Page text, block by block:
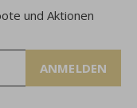
und Aktionen
ANMELDEN